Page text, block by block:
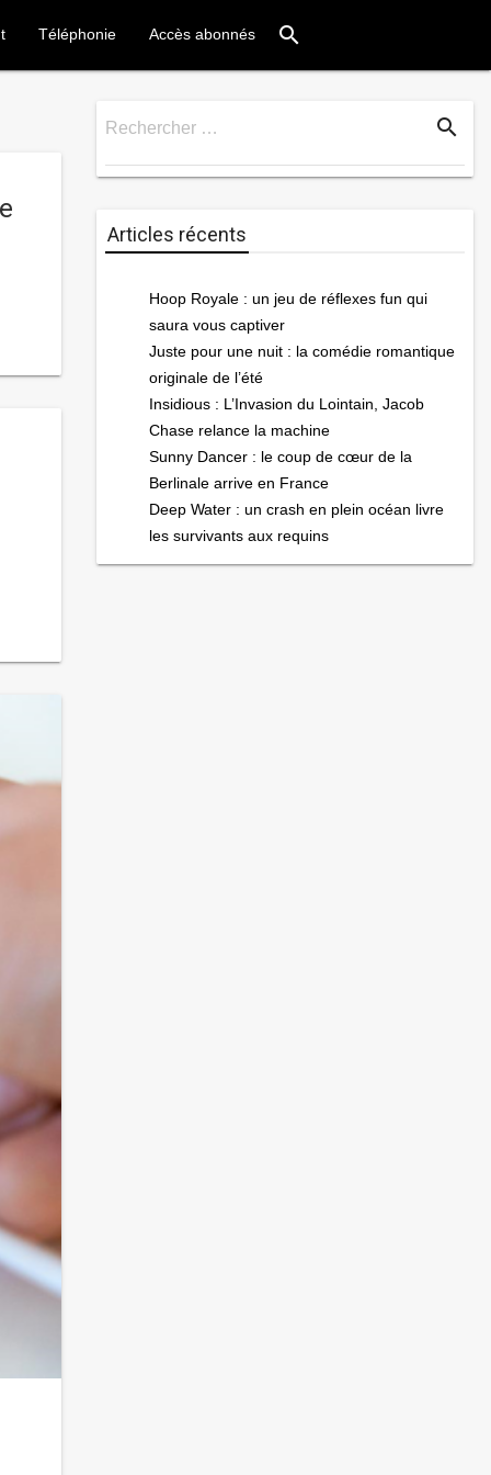
Téléphonie Accès abonnés search
Rechercher … search
Articles récents
Hoop Royale : un jeu de réflexes fun qui
saura vous captiver
Juste pour une nuit : la comédie romantique
originale de l’été
Insidious : L’Invasion du Lointain, Jacob
Chase relance la machine
Sunny Dancer : le coup de cœur de la
Berlinale arrive en France
Deep Water : un crash en plein océan livre
les survivants aux requins